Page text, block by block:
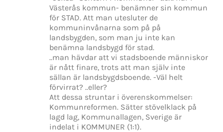
Västerås kommun- benämner sin kommun
för STAD. Att man utesluter de
kommuninvånarna som på på
landsbygden, som man ju inte kan
benämna landsbygd för stad.
..man hävdar att vi stadsboende människor
är nått finare, trots att man själv inte
sällan är landsbygdsboende. -Väl helt
förvirrat? ..eller?
Att dessa struntar i överenskommelser:
Kommunreformen. Sätter stövelklack på
lagd lag, Kommunallagen, Sverige är
indelat i KOMMUNER (1:1).